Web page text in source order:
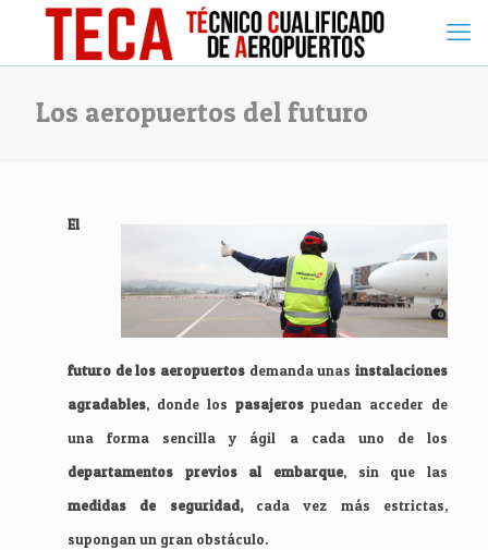
Los aeropuertos del futuro
El
futuro de los aeropuertos demanda unasinstalaciones
agradables, donde los pasajerospuedan acceder de
una forma sencilla y ágil a cada uno de los
departamentos previos al embarque, sin que las
medidas de seguridad,cada vez más estrictas,
supongan un gran obstáculo.